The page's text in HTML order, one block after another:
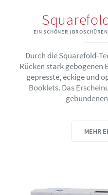
EIN SCHÖNER
Durch die Squarefold-
Rücken stark gebogenen
gepresste, eckige und
Booklets. Das
MEHR